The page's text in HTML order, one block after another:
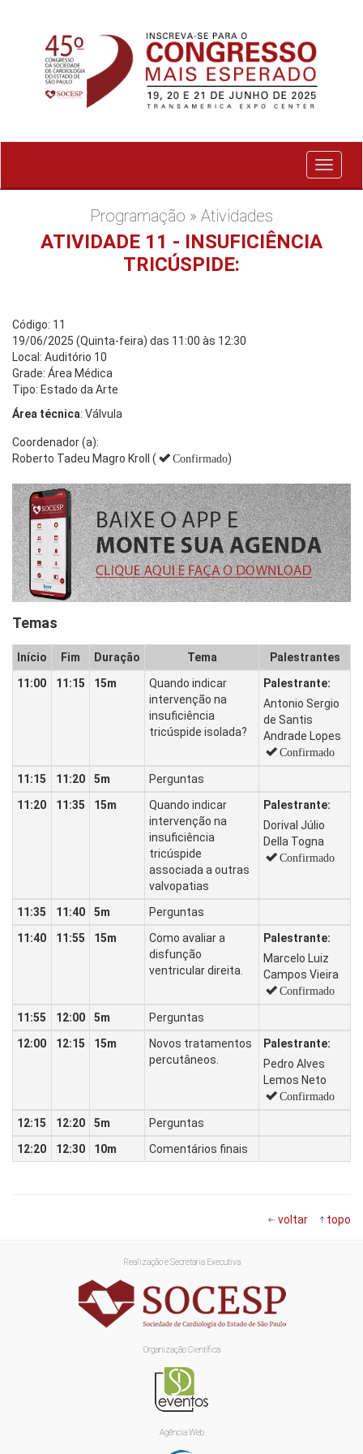
Exibir
menu
Programação » Atividades
ATIVIDADE 11 - INSUFICIÊNCIA
TRICÚSPIDE:
Código: 11
19/06/2025 (Quinta-feira) das 11:00 às 12:30
Local: Auditório 10
Grade: Área Médica
Tipo: Estado da Arte
Área técnica: Válvula
Coordenador (a):
Roberto Tadeu Magro Kroll (
Confirmado)
Temas
Início Fim Duração Tema
Palestrantes
11:00
11:15 15m
Quando indicar
intervenção na
insuficiência
tricúspide isolada?
Palestrante:
Antonio Sergio
de Santis
Andrade Lopes
Confirmado
11:15 11:20 5m
Perguntas
11:20
11:35 15m
Quando indicar
intervenção na
insuficiência
tricúspide
associada a outras
valvopatias
Palestrante:
Dorival Júlio
Della Togna
Confirmado
11:35 11:40 5m
Perguntas
11:40
11:55 15m
Como avaliar a
disfunção
ventricular direita.
Palestrante:
Marcelo Luiz
Campos Vieira
Confirmado
11:55 12:00 5m
Perguntas
12:00
12:15 15m
Novos tratamentos
percutâneos.
Palestrante:
Pedro Alves
Lemos Neto
Confirmado
12:15 12:20 5m
Perguntas
12:20
12:30 10m Comentários finais
voltar topo
Realização e Secretaria Executiva
Organização Científica
Agência Web